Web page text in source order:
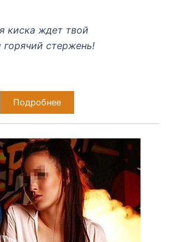
киска ждет твой
горячий стержень!
Подробнее